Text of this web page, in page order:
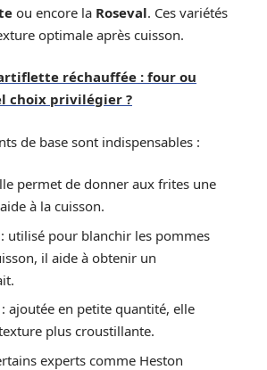
ou encore la Roseval. Ces variétés
optimale après cuisson.
réchauffée : four ou
choix privilégier ?
de base sont indispensables :
permet de donner aux frites une
à la cuisson.
: utilisé pour blanchir les pommes
il aide à obtenir un
: ajoutée en petite quantité, elle
plus croustillante.
experts comme Heston